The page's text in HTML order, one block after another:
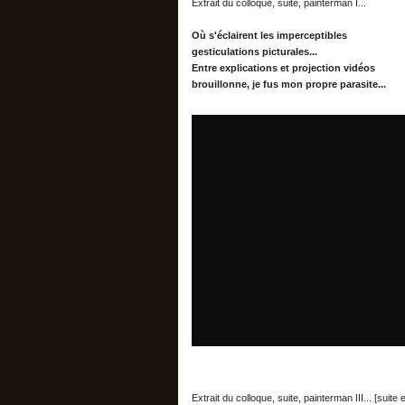
Extrait du colloque, suite, painterman I...
Où s'éclairent les imperceptibles
gesticulations picturales...
Entre explications et projection vidéos
brouillonne, je fus mon propre parasite...
Extrait du colloque, suite, painterman III... [suite